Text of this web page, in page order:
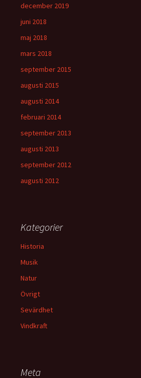
december 2019
juni 2018
maj 2018
mars 2018
september 2015
augusti 2015
augusti 2014
februari 2014
september 2013
augusti 2013
september 2012
augusti 2012
Kategorier
Historia
Musik
Natur
Övrigt
Sevärdhet
Vindkraft
Meta